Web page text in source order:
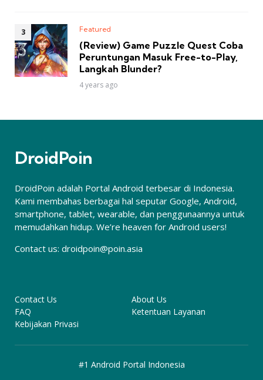
Featured
(Review) Game Puzzle Quest Coba
Peruntungan Masuk Free-to-Play,
Langkah Blunder?
4 years ago
DroidPoin
DroidPoin adalah Portal Android terbesar di Indonesia.
Kami membahas berbagai hal seputar Google, Android,
smartphone, tablet, wearable, dan penggunaannya untuk
memudahkan hidup. We’re heaven for Android users!
Contact us: droidpoin@poin.asia
Contact Us
About Us
FAQ
Ketentuan Layanan
Kebijakan Privasi
#1 Android Portal Indonesia